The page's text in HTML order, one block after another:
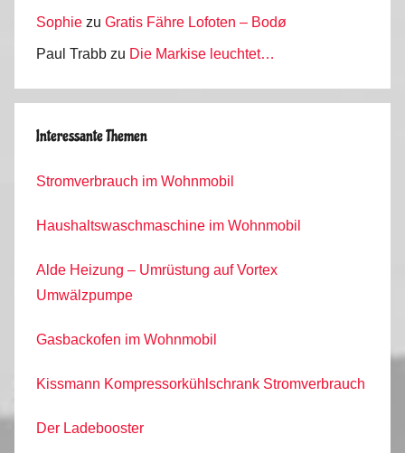
Sophie zu Gratis Fähre Lofoten – Bodø
Paul Trabb zu Die Markise leuchtet…
Interessante Themen
Stromverbrauch im Wohnmobil
Haushaltswaschmaschine im Wohnmobil
Alde Heizung – Umrüstung auf Vortex
Umwälzpumpe
Gasbackofen im Wohnmobil
Kissmann Kompressorkühlschrank Stromverbrauch
Der Ladebooster